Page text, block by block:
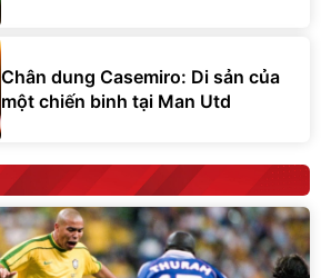
Chân dung Casemiro: Di sản của
một chiến binh tại Man Utd